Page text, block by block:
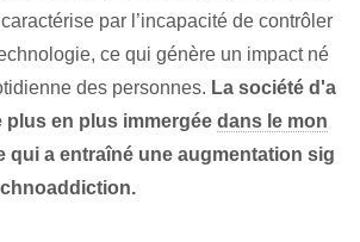
par l’incapacité de contrôler
ce qui génère un impact né
des personnes. La société d'a
en plus immergée dans le mon
qui a entraîné une augmentation sig